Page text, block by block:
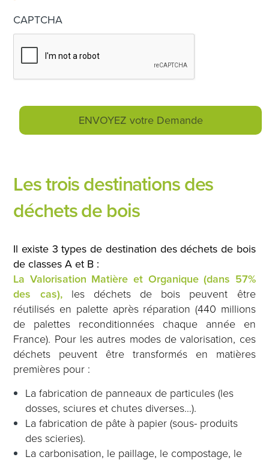
CAPTCHA
Les trois destinations des
déchets de bois
Il existe 3 types de destination des déchets de bois
de classes A et B :
La Valorisation Matière et Organique (dans 57%
des cas), les déchets de bois peuvent être
réutilisés en palette après réparation (440 millions
de palettes reconditionnées chaque année en
France). Pour les autres modes de valorisation, ces
déchets peuvent être transformés en matières
premières pour :
La fabrication de panneaux de particules (les
dosses, sciures et chutes diverses…).
La fabrication de pâte à papier (sous- produits
des scieries).
La carbonisation, le paillage, le compostage, le